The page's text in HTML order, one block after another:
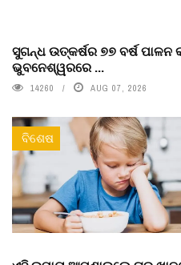
ସୁଗନ୍ଧ ଉତ୍କର୍ଷର ୭୭ ବର୍ଷ
ଭୁବନେଶ୍ୱରରେ ...
14260 AUG 07, 2026
ବିଶେଷ